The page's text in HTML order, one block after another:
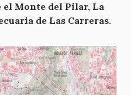
Monte del Pilar, La
de Las Carreras.